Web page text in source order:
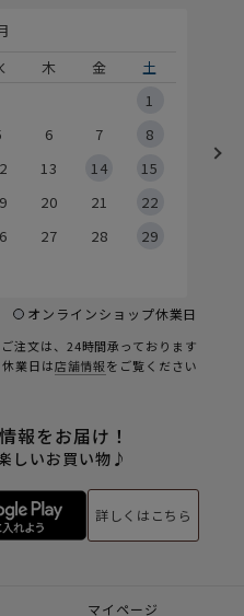
木 金
土
1
6 7
8
13 14
15
20 21
22
27 28
29
オンラインショップ休業日
注文は、24時間承っております
業日は店舗情報をご覧ください
報をお届け！
しいお買い物♪
詳しくはこちら
マイページ